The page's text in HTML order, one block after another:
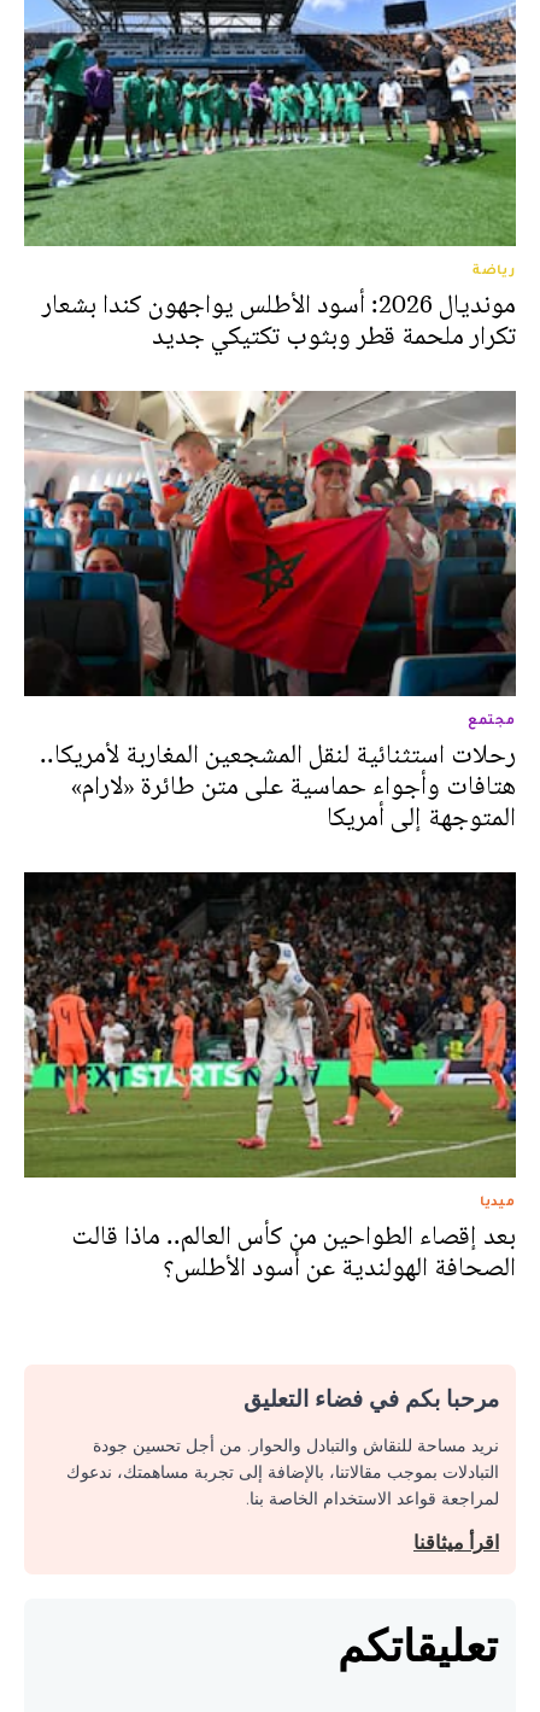
رياضة
مونديال 2026: أسود الأطلس يواجهون كندا بشعار
تكرار ملحمة قطر وبثوب تكتيكي جديد
مجتمع
رحلات استثنائية لنقل المشجعين المغاربة لأمريكا..
هتافات وأجواء حماسية على متن طائرة «لارام»
المتوجهة إلى أمريكا
ميديا
بعد إقصاء الطواحين من كأس العالم.. ماذا قالت
الصحافة الهولندية عن أسود الأطلس؟
مرحبا بكم في فضاء التعليق
نريد مساحة للنقاش والتبادل والحوار. من أجل تحسين جودة
التبادلات بموجب مقالاتنا، بالإضافة إلى تجربة مساهمتك، ندعوك
لمراجعة قواعد الاستخدام الخاصة بنا.
اقرأ ميثاقنا
تعليقاتكم